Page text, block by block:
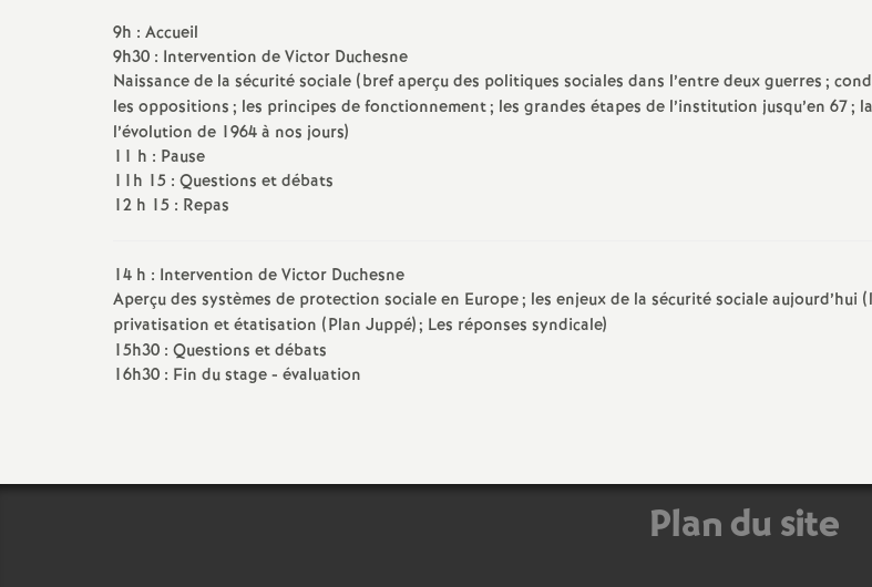
s
e
n
e
9h : Accueil
9h30 : Intervention de Victor Duchesne
Naissance de la sécurité sociale (bref aperçu des politiques sociales dans l’entre deux guerres;
les oppositions; les principes de fonctionnement; les grandes étapes de l’institution jusqu’en 67;
l’évolution de 1964 à nos jours)
11 h : Pause
11h 15 : Questions et débats
12 h 15 : Repas
14 h : Intervention de Victor Duchesne
Aperçu des systèmes de protection sociale en Europe; les enjeux de la sécurité sociale aujourd’hui
privatisation et étatisation (Plan Juppé); Les réponses syndicale)
15h30 : Questions et débats
16h30 : Fin du stage - évaluation
Plan du site